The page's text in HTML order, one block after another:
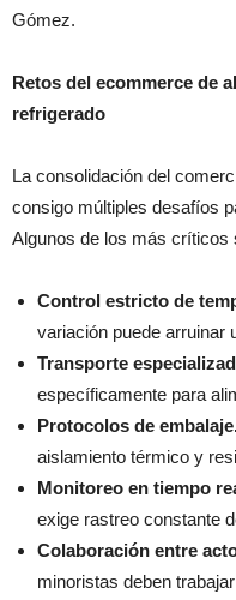
Gómez.
Retos del ecommerce de
refrigerado
La consolidación del
consigo múltiples desafíos
Algunos de los más críticos
Control estricto de
variación puede arruinar
Transporte
específicamente para
Protocolos de
aislamiento térmico y
Monitoreo en tiempo
exige rastreo constante
Colaboración entre
minoristas deben